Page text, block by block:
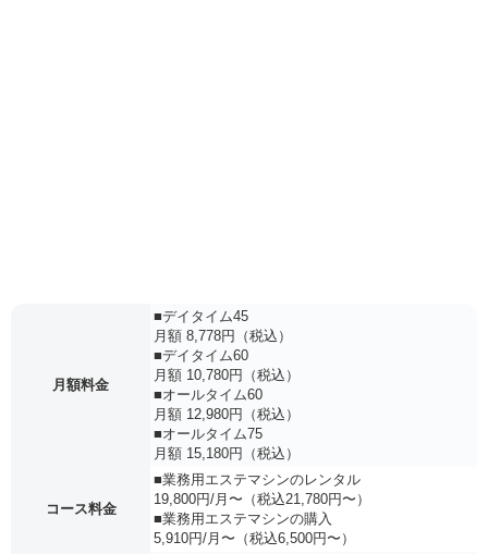
月額料金
■デイタイム45
月額 8,778円（税込）
■デイタイム60
月額 10,780円（税込）
■オールタイム60
月額 12,980円（税込）
■オールタイム75
月額 15,180円（税込）
コース料金
■業務用エステマシンのレンタル
19,800円/月〜（税込21,780円〜）
■業務用エステマシンの購入
5,910円/月〜（税込6,500円〜）